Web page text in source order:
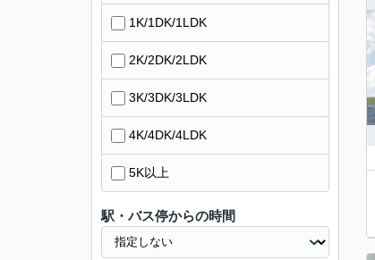
1K/1DK/1LDK
2K/2DK/2LDK
3K/3DK/3LDK
4K/4DK/4LDK
5K以上
駅・バス停からの時間